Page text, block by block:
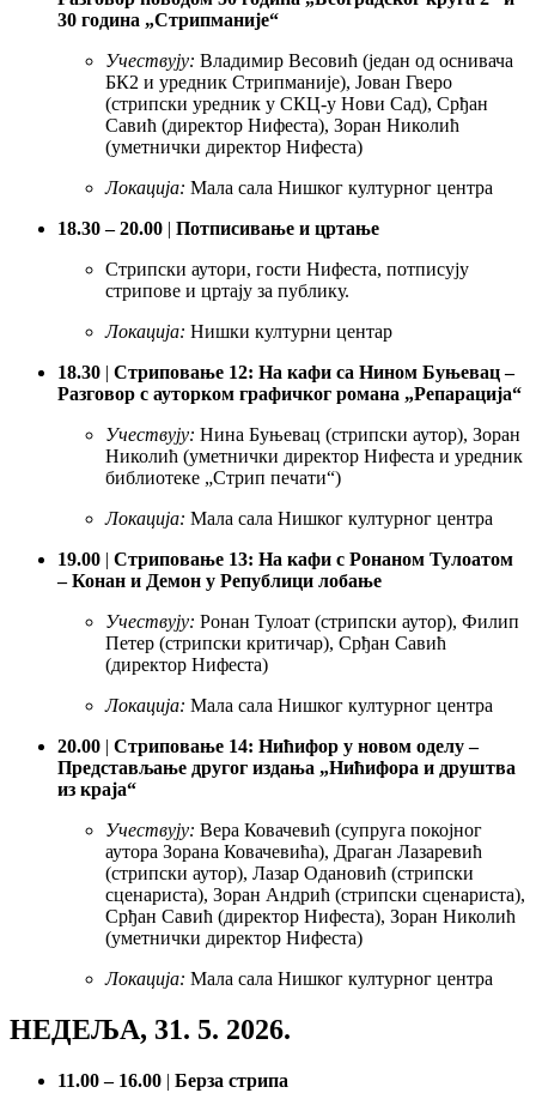
30 година „Стрипманије“
Учествују: Владимир Весовић (један од оснивача
БК2 и уредник Стрипманије), Јован Гверо
(стрипски уредник у СКЦ-у Нови Сад), Срђан
Савић (директор Нифеста), Зоран Николић
(уметнички директор Нифеста)
Локација: Мала сала Нишког културног центра
18.30 – 20.00 | Потписивање и цртање
Стрипски аутори, гости Нифеста, потписују
стрипове и цртају за публику.
Локација: Нишки културни центар
18.30 | Стриповање 12: На кафи са Нином Буњевац –
Разговор с ауторком графичког романа „Репарација“
Учествују: Нина Буњевац (стрипски аутор), Зоран
Николић (уметнички директор Нифеста и уредник
библиотеке „Стрип печати“)
Локација: Мала сала Нишког културног центра
19.00 | Стриповање 13: На кафи с Ронаном Тулоатом
– Конан и Демон у Републици лобање
Учествују: Ронан Тулоат (стрипски аутор), Филип
Петер (стрипски критичар), Срђан Савић
(директор Нифеста)
Локација: Мала сала Нишког културног центра
20.00 | Стриповање 14: Нићифор у новом оделу –
Представљање другог издања „Нићифора и друштва
из краја“
Учествују: Вера Ковачевић (супруга покојног
аутора Зорана Ковачевића), Драган Лазаревић
(стрипски аутор), Лазар Одановић (стрипски
сценариста), Зоран Андрић (стрипски сценариста),
Срђан Савић (директор Нифеста), Зоран Николић
(уметнички директор Нифеста)
Локација: Мала сала Нишког културног центра
НЕДЕЉА, 31. 5. 2026.
11.00 – 16.00 | Берза стрипа